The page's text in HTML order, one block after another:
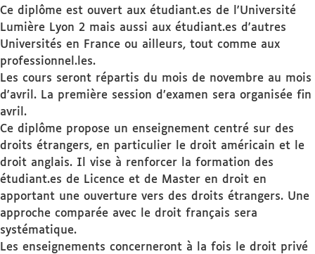
Ce diplôme est ouvert aux étudiant.es de l'Université
Lumière Lyon 2 mais aussi aux étudiant.es d'autres
Universités en France ou ailleurs, tout comme aux
professionnel.les.
Les cours seront répartis du mois de novembre au mois
d'avril. La première session d’examen sera organisée fin
avril.
Ce diplôme propose un enseignement centré sur des
droits étrangers, en particulier le droit américain et le
droit anglais. Il vise à renforcer la formation des
étudiant.es de Licence et de Master en droit en
apportant une ouverture vers des droits étrangers. Une
approche comparée avec le droit français sera
systématique.
Les enseignements concerneront à la fois le droit privé